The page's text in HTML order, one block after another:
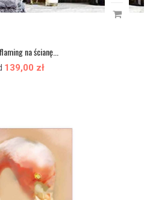
na ścianę...
139,00 zł